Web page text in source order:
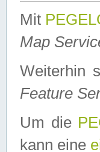
Mit
Map
Weiterhin
Feature
Um die
kann eine